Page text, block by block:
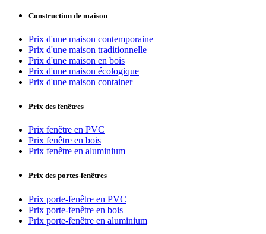
Construction de maison
Prix d'une maison contemporaine
Prix d'une maison traditionnelle
Prix d'une maison en bois
Prix d'une maison écologique
Prix d'une maison container
Prix des fenêtres
Prix fenêtre en PVC
Prix fenêtre en bois
Prix fenêtre en aluminium
Prix des portes-fenêtres
Prix porte-fenêtre en PVC
Prix porte-fenêtre en bois
Prix porte-fenêtre en aluminium